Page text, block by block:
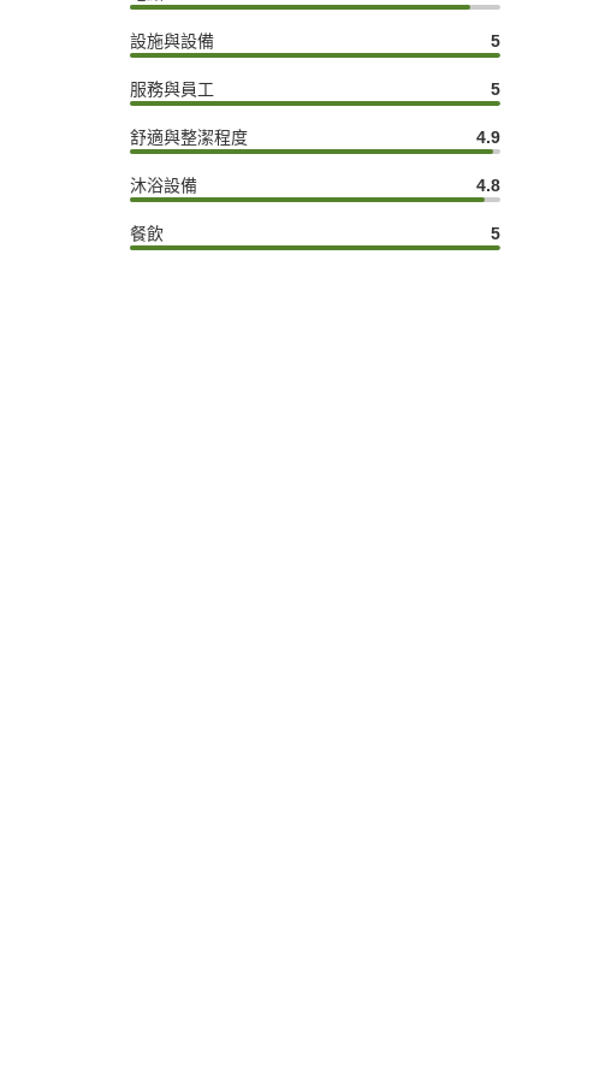
設施與設備 5
服務與員工 5
舒適與整潔程度 4.9
沐浴設備 4.8
餐飲 5